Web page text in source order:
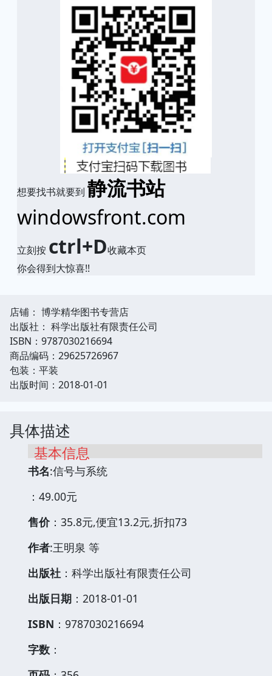
想要找书就要到 静流书站
windowsfront.com
立刻按 ctrl+D收藏本页
你会得到大惊喜!!
店铺： 博学精华图书专营店
出版社： 科学出版社有限责任公司
ISBN：9787030216694
商品编码：29625726967
包装：平装
出版时间：2018-01-01
具体描述
基本信息
书名:信号与系统
：49.00元
售价：35.8元,便宜13.2元,折扣73
作者:王明泉 等
出版社 ：科学出版社有限责任公司
出版日期 ：2018-01-01
ISBN ：9787030216694
字数 ：